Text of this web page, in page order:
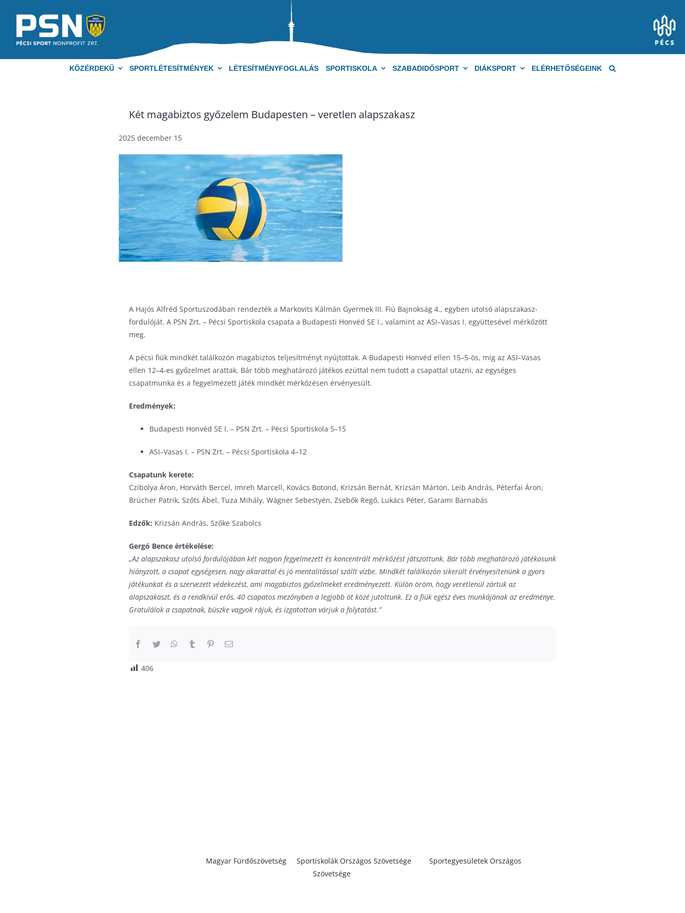
KÖZÉRDEKŰ SPORTLÉTESÍTMÉNYEK LÉTESÍTMÉNYFOGLALÁS SPORTISKOLA SZABADIDŐSPORT DIÁKSPORT ELÉRHETŐSÉGEINK
Két magabiztos győzelem Budapesten – veretlen alapszakasz
2025 december 15
A Hajós Alfréd Sportuszodában rendezték a Markovits Kálmán Gyermek III. Fiú Bajnokság 4., egyben utolsó alapszakasz-
fordulóját. A PSN Zrt. – Pécsi Sportiskola csapata a Budapesti Honvéd SE I., valamint az ASI–Vasas I. együttesével mérkőzött
meg.
A pécsi fiúk mindkét találkozón magabiztos teljesítményt nyújtottak. A Budapesti Honvéd ellen 15–5-ös, míg az ASI–Vasas
ellen 12–4-es győzelmet arattak. Bár több meghatározó játékos ezúttal nem tudott a csapattal utazni, az egységes
csapatmunka és a fegyelmezett játék mindkét mérkőzésen érvényesült.
Eredmények:
Budapesti Honvéd SE I. – PSN Zrt. – Pécsi Sportiskola 5–15
ASI–Vasas I. – PSN Zrt. – Pécsi Sportiskola 4–12
Csapatunk kerete:
Czibolya Áron, Horváth Bercel, Imreh Marcell, Kovács Botond, Krizsán Bernát, Krizsán Márton, Leib András, Péterfai Áron,
Brücher Patrik, Szőts Ábel, Tuza Mihály, Wágner Sebestyén, Zsebők Regő, Lukács Péter, Garami Barnabás
Edzők: Krizsán András, Szőke Szabolcs
Gergó Bence értékelése:
„Az alapszakasz utolsó fordulójában két nagyon fegyelmezett és koncentrált mérkőzést játszottunk. Bár több meghatározó játékosunk
hiányzott, a csapat egységesen, nagy akarattal és jó mentalitással szállt vízbe. Mindkét találkozón sikerült érvényesítenünk a gyors
játékunkat és a szervezett védekezést, ami magabiztos győzelmeket eredményezett. Külön öröm, hogy veretlenül zártuk az
alapszakaszt, és a rendkívül erős, 40 csapatos mezőnyben a legjobb öt közé jutottunk. Ez a fiúk egész éves munkájának az eredménye.
Gratulálok a csapatnak, büszke vagyok rájuk, és izgatottan várjuk a folytatást.”
406
Magyar Fürdőszövetség, a Sportiskolák Országos Szövetségeés a Sportegyesületek Országos
Szövetsége